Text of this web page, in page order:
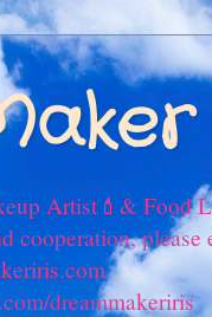
Artist💄& Food
cooperation,
dreammakeriris